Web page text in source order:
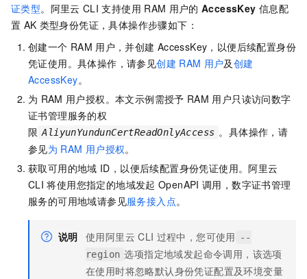
证类型。阿里云 CLI 支持使用 RAM 用户的 AccessKey 信息配
置 AK 类型身份凭证，具体操作步骤如下：
创建一个 RAM 用户，并创建 AccessKey，以便后续配置身份
凭证使用。具体操作，请参见创建 RAM 用户及创建
AccessKey。
为 RAM 用户授权。本文示例需授予 RAM 用户只读访问数字
证书管理服务的权
限 AliyunYundunCertReadOnlyAccess 。具体操作，请
参见为 RAM 用户授权。
获取可用的地域 ID，以便后续配置身份凭证使用。阿里云
CLI 将使用您指定的地域发起 OpenAPI 调用，数字证书管理
服务的可用地域请参见服务接入点。
说明 使用阿里云 CLI 过程中，您可使用
--
region 选项指定地域发起命令调用，该选项
在使用时将忽略默认身份凭证配置及环境变量